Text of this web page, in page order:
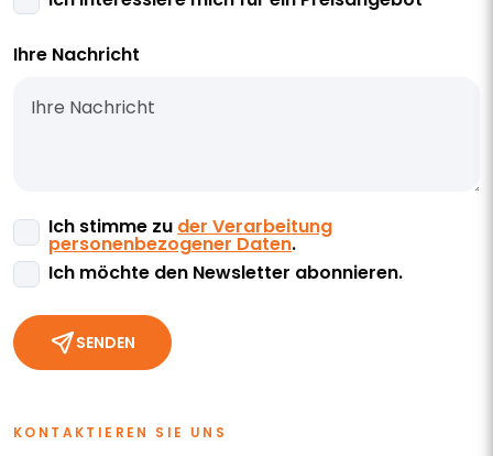
Ihre Nachricht
Ich stimme zu der Verarbeitung
personenbezogener Daten.
Ich möchte den Newsletter abonnieren.
SENDEN
KONTAKTIEREN SIE UNS